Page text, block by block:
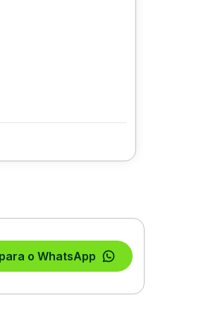
o WhatsApp